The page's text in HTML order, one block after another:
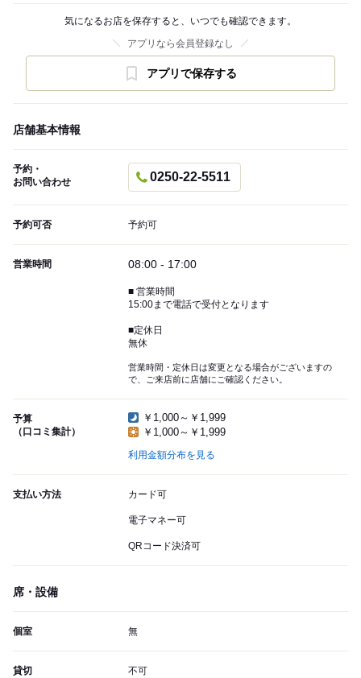
気になるお店を保存すると、いつでも確認できます。
アプリなら会員登録なし
アプリで保存する
店舗基本情報
予約・
お問い合わせ
0250-22-5511
予約可否 予約可
営業時間 08:00 - 17:00
■ 営業時間
15:00まで電話で受付となります
■定休日
無休
営業時間・定休日は変更となる場合がございますの
で、ご来店前に店舗にご確認ください。
予算
（口コミ集計）
￥1,000～￥1,999
￥1,000～￥1,999
利用金額分布を見る
支払い方法 カード可
電子マネー可
QRコード決済可
席・設備
個室 無
貸切 不可